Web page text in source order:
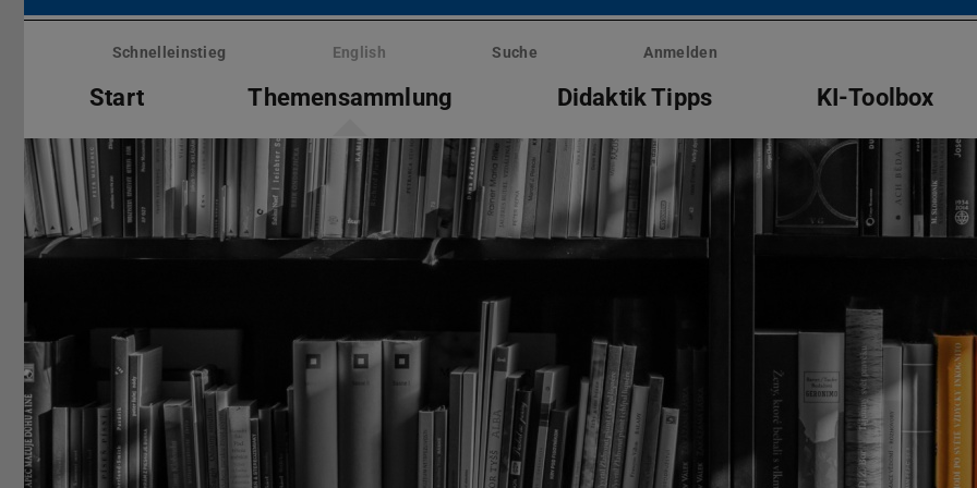
Menü
überspringenSchnelleinstieg English Suche Anmelden
Start Themensammlung Didaktik Tipps KI-Toolbox